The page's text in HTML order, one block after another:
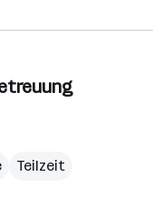
Teilzeit